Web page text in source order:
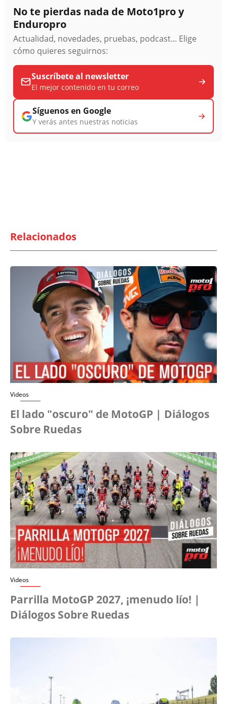
No te pierdas nada de Moto1pro y
Enduropro
Actualidad, novedades, pruebas, podcast... Elige
cómo quieres seguirnos:
Suscríbete al newsletter
El mejor contenido en tu correo
Síguenos en Google
Y verás antes nuestras noticias
Relacionados
Videos
El lado "oscuro" de MotoGP | Diálogos
Sobre Ruedas
Videos
Parrilla MotoGP 2027, ¡menudo lío! |
Diálogos Sobre Ruedas